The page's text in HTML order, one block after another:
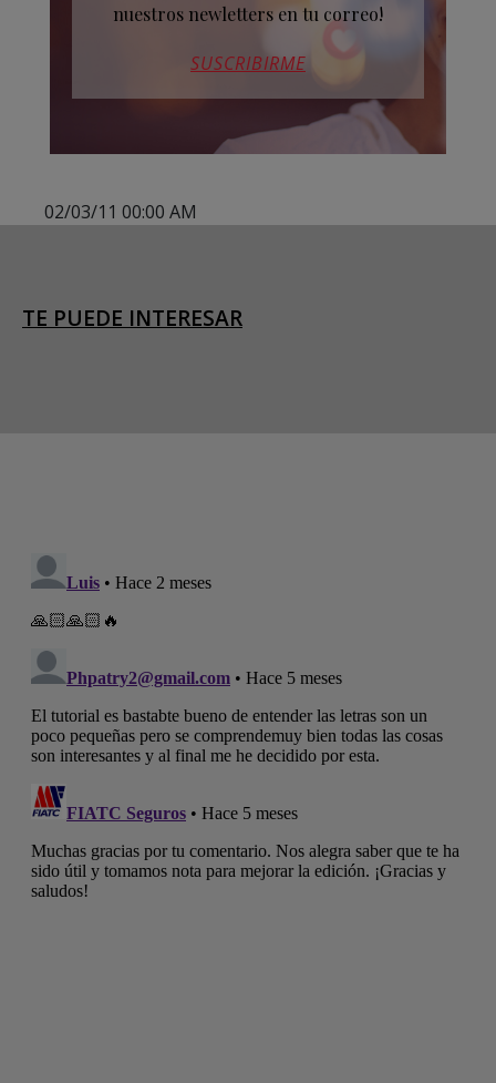
nuestros newletters en tu correo!
SUSCRIBIRME
02/03/11 00:00 AM
TE PUEDE INTERESAR